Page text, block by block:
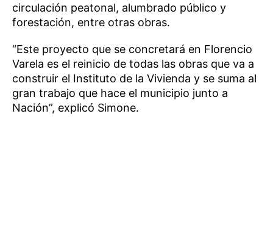
circulación peatonal, alumbrado público y
forestación, entre otras obras.
“Este proyecto que se concretará en Florencio
Varela es el reinicio de todas las obras que va a
construir el Instituto de la Vivienda y se suma al
gran trabajo que hace el municipio junto a
Nación”, explicó Simone.